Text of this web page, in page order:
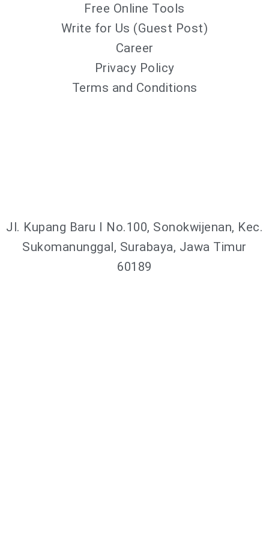
Free Online Tools
Write for Us (Guest Post)
Career
Privacy Policy
Terms and Conditions
Jl. Kupang Baru I No.100, Sonokwijenan, Kec.
Sukomanunggal, Surabaya, Jawa Timur
60189